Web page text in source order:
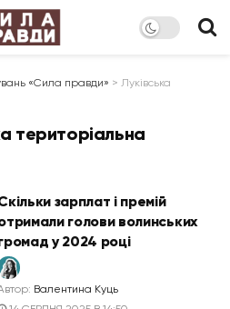
«Сила правди» > Луківська
територіальна
зарплат і премій
голови волинських
у 2024 році
Валентина Куць